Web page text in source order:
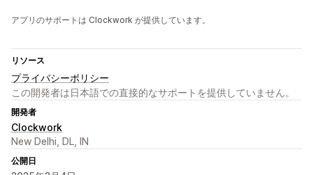
アプリのサポートは Clockwork が提供しています。
リソース
プライバシーポリシー
この開発者は日本語での直接的なサポートを提供していません。
開発者
Clockwork
New Delhi, DL, IN
公開日